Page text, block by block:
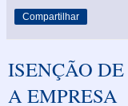
Compartilhar
ISENÇÃO
A EMPRESA